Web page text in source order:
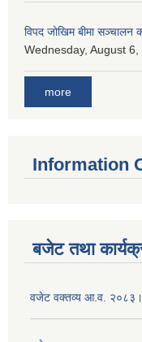
विपद जोखिम बीमा सञ्चालन
Wednesday, August
more
Information
बजेट तथा
वजेट वक्तव्य आ.व.